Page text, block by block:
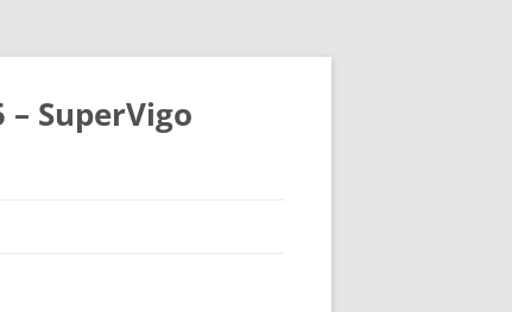
SuperVigo